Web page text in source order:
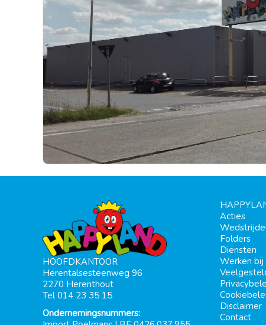
HOOFDKANTOOR
Herentalsesteenweg 96
2270 Herenthout
Tel 014 23 35 15
Ondernemingsnummers:
Acties
Folders
Diensten
Werken
Disclaimer
Contact